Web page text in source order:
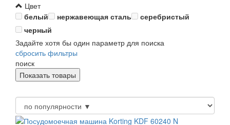
Цвет
белый
нержавеющая сталь
серебристый
черный
Задайте хотя бы один параметр для поиска
сбросить фильтры
поиск